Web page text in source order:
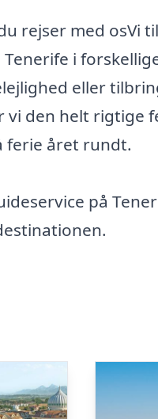
rejser med osVi
i
eller
vi den helt rigtige
ferie året rundt.
på